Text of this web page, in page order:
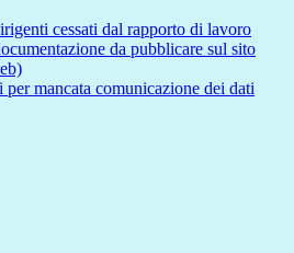
cessati dal rapporto di lavoro
da pubblicare sul sito
per mancata comunicazione dei dati